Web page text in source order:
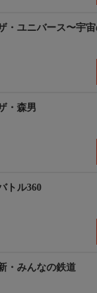
・ユニバース〜宇
・森男
トル360
・みんなの鉄道